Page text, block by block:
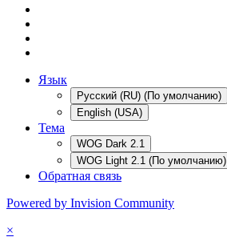
Язык
Русский (RU) (По умолчанию)
English (USA)
Тема
WOG Dark 2.1
WOG Light 2.1 (По умолчанию)
Обратная связь
Powered by Invision Community
×